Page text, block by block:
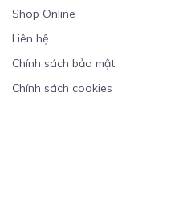
Shop Online
Liên hệ
Chính sách bảo mật
Chính sách cookies